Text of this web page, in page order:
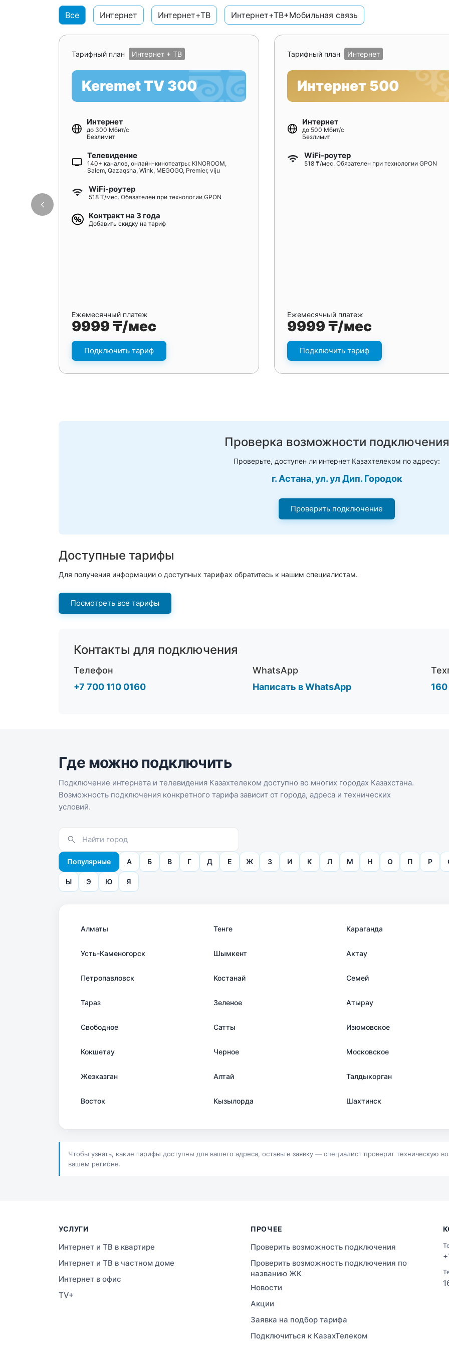
Все Интернет Интернет+ТВ Интернет+ТВ+Мобильная связь
Тарифный план Интернет + ТВ
Keremet TV 300
Интернет
до 300 Мбит/с
Безлимит
Телевидение
140+ каналов, онлайн-кинотеатры: KINOROOM,
Salem, Qazaqsha, Wink, MEGOGO, Premier, viju
WiFi-роутер
518 ₸/мес. Обязателен при технологии GPON
Контракт на 3 года
Добавить скидку на тариф
Ежемесячный платеж
9999 ₸/мес
Подключить тариф
Тарифный план Интернет
Интернет 500
Интернет
до 500 Мбит/с
Безлимит
WiFi-роутер
518 ₸/мес. Обязателен при технологии GPON
Ежемесячный платеж
9999 ₸/мес
Подключить тариф
Проверка возможности подключения
Проверьте, доступен ли интернет Казахтелеком по адресу:
г. Астана, ул. ул Дип. Городок
Проверить подключение
Доступные тарифы
Для получения информации о доступных тарифах обратитесь к нашим специалистам.
Посмотреть все тарифы
Контакты для подключения
Телефон
+7 700 110 0160
WhatsApp
Написать в WhatsApp
160
Где можно подключить
Подключение интернета и телевидения Казахтелеком доступно во многих городах Казахстана.
Возможность подключения конкретного тарифа зависит от города, адреса и технических
условий.
Популярные А Б В Г Д Е Ж З И К Л М Н О П Р
Ы Э Ю Я
Алматы Тенге Караганда
Усть-Каменогорск Шымкент Актау
Петропавловск Костанай Семей
Тараз Зеленое Атырау
Свободное Сатты Изюмовское
Кокшетау Черное Московское
Жезказган Алтай Талдыкорган
Восток Кызылорда Шахтинск
Шучинск
Чтобы узнать, какие тарифы доступны для вашего адреса, оставьте заявку — специалист проверит техническую
вашем регионе.
УСЛУГИ
Интернет и ТВ в квартире
Интернет и ТВ в частном доме
Интернет в офис
TV+
ПРОЧЕЕ
Проверить возможность подключения
Проверить возможность подключения по
названию ЖК
Новости
Акции
Заявка на подбор тарифа
Подключиться к КазахТелеком